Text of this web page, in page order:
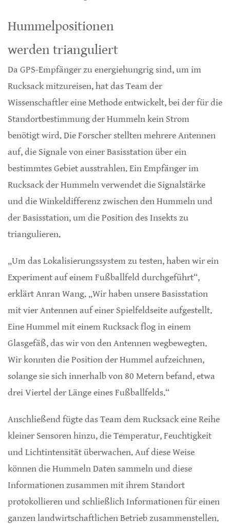
Hummelpositionen
werden trianguliert
Da GPS-Empfänger zu energiehungrig sind, um im
Rucksack mitzureisen, hat das Team der
Wissenschaftler eine Methode entwickelt, bei der für die
Standortbestimmung der Hummeln kein Strom
benötigt wird. Die Forscher stellten mehrere Antennen
auf, die Signale von einer Basisstation über ein
bestimmtes Gebiet ausstrahlen. Ein Empfänger im
Rucksack der Hummeln verwendet die Signalstärke
und die Winkeldifferenz zwischen den Hummeln und
der Basisstation, um die Position des Insekts zu
triangulieren.
„Um das Lokalisierungssystem zu testen, haben wir ein
Experiment auf einem Fußballfeld durchgeführt“,
erklärt Anran Wang. „Wir haben unsere Basisstation
mit vier Antennen auf einer Spielfeldseite aufgestellt.
Eine Hummel mit einem Rucksack flog in einem
Glasgefäß, das wir von den Antennen wegbewegten.
Wir konnten die Position der Hummel aufzeichnen,
solange sie sich innerhalb von 80 Metern befand, etwa
drei Viertel der Länge eines Fußballfelds.“
Anschließend fügte das Team dem Rucksack eine Reihe
kleiner Sensoren hinzu, die Temperatur, Feuchtigkeit
und Lichtintensität überwachen. Auf diese Weise
können die Hummeln Daten sammeln und diese
Informationen zusammen mit ihrem Standort
protokollieren und schließlich Informationen für einen
ganzen landwirtschaftlichen Betrieb zusammenstellen.